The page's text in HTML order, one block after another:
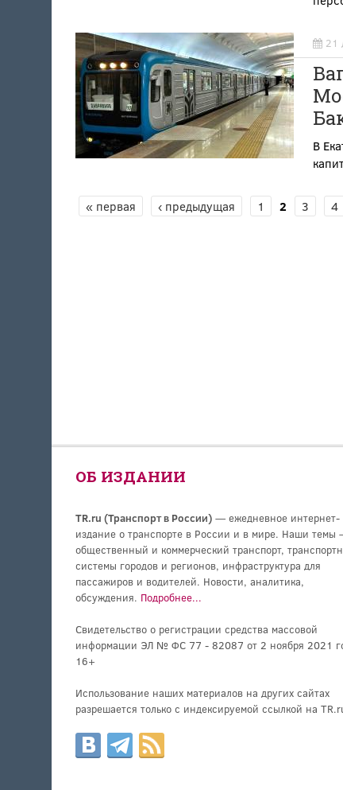
21
В
СТРАНИЦЫ
« первая ‹ предыдущая 1 2 3 4
ОБ ИЗДАНИИ
TR.ru (Транспорт в России)— ежедневное интернет-
издание о транспорте в России и в мире. Наши темы
общественный и коммерческий транспорт,
системы городов и регионов, инфраструктура для
пассажиров и водителей. Новости, аналитика,
обсуждения. Подробнее...
Свидетельство о регистрации средства массовой
информации ЭЛ № ФС 77 - 82087 от 2 ноября 2021
16+
Использование наших материалов на других сайтах
разрешается только с индексируемой ссылкой на